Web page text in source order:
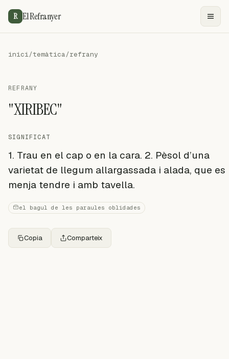
R El Refranyer
inici/temàtica/refrany
REFRANY
"XIRIBEC"
SIGNIFICAT
1. Trau en el cap o en la cara. 2. Pèsol d’una
varietat de llegum allargassada i alada, que es
menja tendre i amb tavella.
el bagul de les paraules oblidades
Copia Comparteix